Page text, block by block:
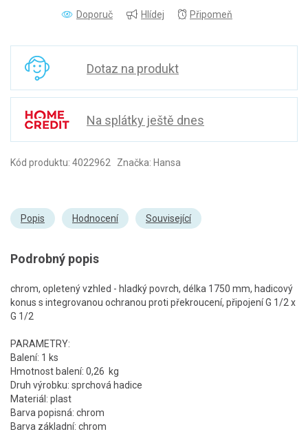
Doporuč
Hlídej Připomeň
Dotaz na produkt
Na splátky ještě dnes
Kód produktu: 4022962 Značka: Hansa
Popis Hodnocení Související
Podrobný popis
chrom, opletený vzhled - hladký povrch, délka 1750 mm, hadicový
konus s integrovanou ochranou proti překroucení, připojení G 1/2 x
G 1/2
PARAMETRY:
Balení: 1 ks
Hmotnost balení: 0,26 kg
Druh výrobku: sprchová hadice
Materiál: plast
Barva popisná: chrom
Barva základní: chrom